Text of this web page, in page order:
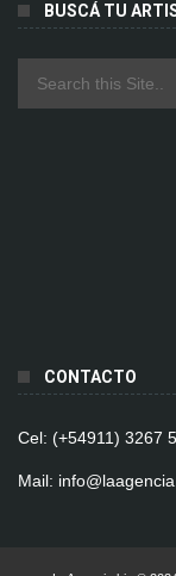
BUSCÁ TU
CONTACTO
Cel: (+54911) 3267
Mail: